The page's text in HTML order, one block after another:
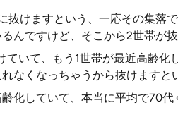
抜けますという、一応その集落
んですけど、そこから2世帯が
ていて、もう1世帯が最近高齢
なくなっちゃうから抜けますと
化していて、本当に平均で70代